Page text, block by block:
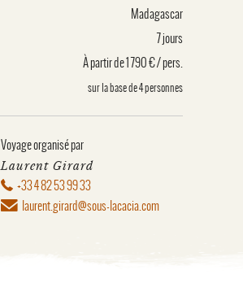
Madagascar
7 jours
À partir de 1 790 € / pers.
sur la base de 4 personnes
Voyage organisé par
Laurent Girard
+33 4 82 53 99 33
laurent.girard@sous-lacacia.com